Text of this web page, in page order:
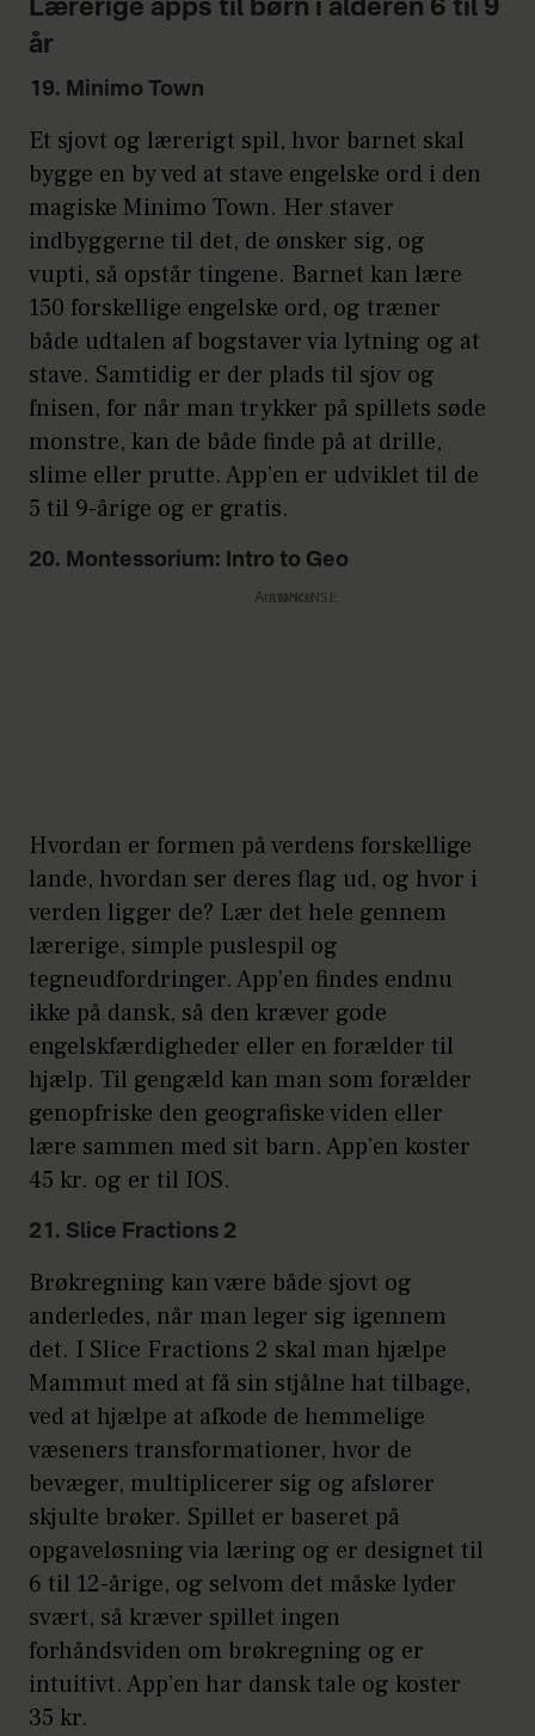
Lærerige apps til børn i alderen 6 til 9
år
19. Minimo Town
Et sjovt og lærerigt spil, hvor barnet skal
bygge en by ved at stave engelske ord i den
magiske Minimo Town. Her staver
indbyggerne til det, de ønsker sig, og
vupti, så opstår tingene. Barnet kan lære
150 forskellige engelske ord, og træner
både udtalen af bogstaver via lytning og at
stave. Samtidig er der plads til sjov og
fnisen, for når man trykker på spillets søde
monstre, kan de både finde på at drille,
slime eller prutte. App’en er udviklet til de
5 til 9-årige og er gratis.
20. Montessorium: Intro to Geo
Annonce
Hvordan er formen på verdens forskellige
lande, hvordan ser deres flag ud, og hvor i
verden ligger de? Lær det hele gennem
lærerige, simple puslespil og
tegneudfordringer. App’en findes endnu
ikke på dansk, så den kræver gode
engelskfærdigheder eller en forælder til
hjælp. Til gengæld kan man som forælder
genopfriske den geografiske viden eller
lære sammen med sit barn. App’en koster
45 kr. og er til IOS.
21. Slice Fractions 2
Brøkregning kan være både sjovt og
anderledes, når man leger sig igennem
det. I Slice Fractions 2 skal man hjælpe
Mammut med at få sin stjålne hat tilbage,
ved at hjælpe at afkode de hemmelige
væseners transformationer, hvor de
bevæger, multiplicerer sig og afslører
skjulte brøker. Spillet er baseret på
opgaveløsning via læring og er designet til
6 til 12-årige, og selvom det måske lyder
svært, så kræver spillet ingen
forhåndsviden om brøkregning og er
intuitivt. App’en har dansk tale og koster
35 kr.